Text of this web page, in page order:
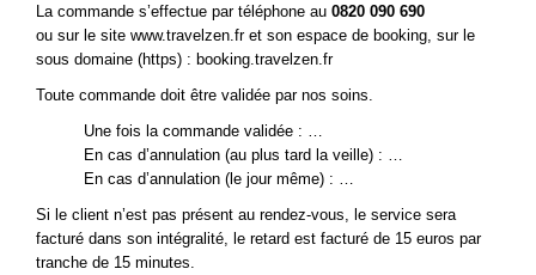
La commande s’effectue par téléphone au 0820 090 690
ou sur le site www.travelzen.fr et son espace de booking, sur le
sous domaine (https) : booking.travelzen.fr
Toute commande doit être validée par nos soins.
Une fois la commande validée : …
En cas d’annulation (au plus tard la veille) : …
En cas d’annulation (le jour même) : …
Si le client n’est pas présent au rendez‐vous, le service sera
facturé dans son intégralité, le retard est facturé de 15 euros par
tranche de 15 minutes.